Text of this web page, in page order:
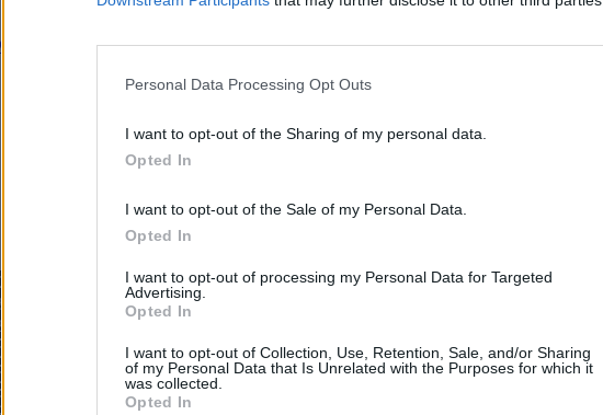
Personal Data Processing Opt Outs
I want to opt-out of the Sharing of my personal data.
Opted In
I want to opt-out of the Sale of my Personal Data.
Opted In
I want to opt-out of processing my Personal Data for Targeted
Advertising.
Opted In
I want to opt-out of Collection, Use, Retention, Sale, and/or Sharing
of my Personal Data that Is Unrelated with the Purposes for which it
was collected.
Opted In
ΚΤΕΛ N.ΚΑΒΑΛΑΣ Α.Ε.